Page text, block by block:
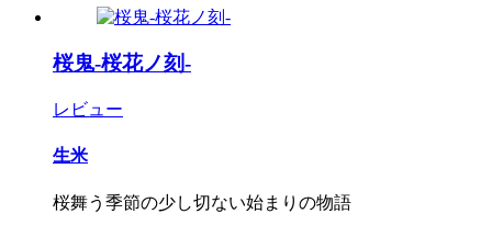
桜鬼-桜花ノ刻-
レビュー
生米
桜舞う季節の少し切ない始まりの物語